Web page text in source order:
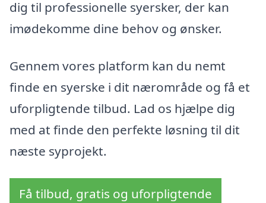
dig til professionelle syersker, der kan
imødekomme dine behov og ønsker.
Gennem vores platform kan du nemt
finde en syerske i dit nærområde og få et
uforpligtende tilbud. Lad os hjælpe dig
med at finde den perfekte løsning til dit
næste syprojekt.
Få tilbud, gratis og uforpligtende